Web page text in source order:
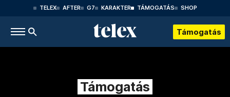
TELEX AFTER G7 KARAKTER TÁMOGATÁS SHOP
Támogatás
Támogatás